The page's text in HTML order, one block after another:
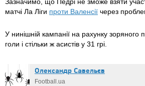
Зазначимо, що Педрі не зможе взяти
матчі Ла Ліги проти Валенсії через
У нинішній кампанії на рахунку зоряного
голи і стільки ж асистів у 31 грі.
Олександр Caвeльєв
Football.ua